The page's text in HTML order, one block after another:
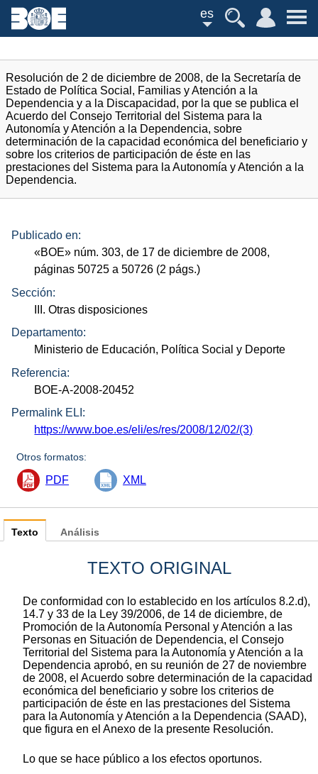
es
Resolución de 2 de diciembre de 2008, de la Secretaría de
Estado de Política Social, Familias y Atención a la
Dependencia y a la Discapacidad, por la que se publica el
Acuerdo del Consejo Territorial del Sistema para la
Autonomía y Atención a la Dependencia, sobre
determinación de la capacidad económica del beneficiario y
sobre los criterios de participación de éste en las
prestaciones del Sistema para la Autonomía y Atención a la
Dependencia.
Publicado en:
«BOE» núm. 303, de 17 de diciembre de 2008,
páginas 50725 a 50726 (2 págs.)
Sección:
III. Otras disposiciones
Departamento:
Ministerio de Educación, Política Social y Deporte
Referencia:
BOE-A-2008-20452
Permalink ELI:
https://www.boe.es/eli/es/res/2008/12/02/(3)
Otros formatos:
PDF XML
Texto
TEXTO ORIGINAL
De conformidad con lo establecido en los artículos 8.2.d),
14.7 y 33 de la Ley 39/2006, de 14 de diciembre, de
Promoción de la Autonomía Personal y Atención a las
Personas en Situación de Dependencia, el Consejo
Territorial del Sistema para la Autonomía y Atención a la
Dependencia aprobó, en su reunión de 27 de noviembre
de 2008, el Acuerdo sobre determinación de la capacidad
económica del beneficiario y sobre los criterios de
participación de éste en las prestaciones del Sistema
para la Autonomía y Atención a la Dependencia (SAAD),
que figura en el Anexo de la presente Resolución.
Lo que se hace público a los efectos oportunos.
Análisis